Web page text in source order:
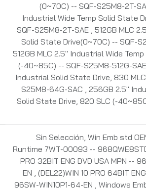
(0~70C) -- SQF-S25M8-2T-
Industrial Wide Temp Solid State
SQF-S25M8-2T-SAE , 512GB MLC
Solid State Drive(0~70C) -- SQF-
512GB MLC 2.5" Industrial Wide
(-40~85C) -- SQF-S25M8-512G-SAE
Industrial Solid State Drive, 830
S25M8-64G-SAC , 256GB 2.5"
Solid State Drive, 820 SLC (-
Sin Selección, Win Emb std
Runtime 7WT-00093 --
PRO 32BIT ENG DVD USA MPN --
EN , (DEL22)WIN 10 PRO 64BIT
96SW-WIN10P1-64-EN , Windows